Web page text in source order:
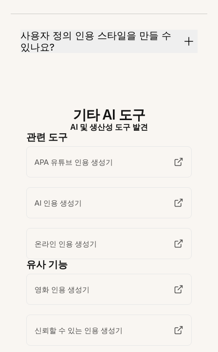
사용자 정의 인용 스타일을 만들 수
있나요?
기타 AI 도구
AI 및 생산성 도구 발견
관련 도구
APA 유튜브 인용 생성기
AI 인용 생성기
온라인 인용 생성기
유사 기능
영화 인용 생성기
신뢰할 수 있는 인용 생성기